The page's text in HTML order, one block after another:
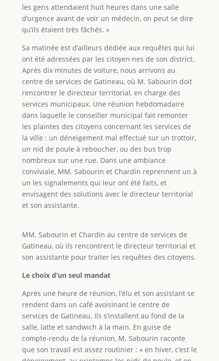
les gens attendaient huit heures dans une salle
d’urgence avant de voir un médecin, on peut se dire
qu’ils étaient très fâchés. »
Sa matinée est d’ailleurs dédiée aux requêtes qui lui
ont été adressées par les citoyen·nes de son district.
Après dix minutes de voiture, nous arrivons au
centre de services de Gatineau, où M. Sabourin doit
rencontrer le directeur territorial, en charge des
services municipaux. Une réunion hebdomadaire
dans laquelle le conseiller municipal fait remonter
les plaintes des citoyens concernant les services de
la ville : un déneigement mal effectué sur un trottoir,
un nid de poule à reboucher, ou des bus trop
nombreux sur une rue. Dans une ambiance
conviviale, MM. Sabourin et Chardin reprennent un à
un les signalements qui leur ont été faits, et
envisagent des solutions avec le directeur territorial
et son assistante.
MM. Sabourin et Chardin au centre de services de
Gatineau, où ils rencontrent le directeur territorial et
son assistante pour traiter les requêtes des citoyens.
Le choix d’un seul mandat
Après une heure de réunion, l’élu et son assistant se
rendent dans un café avoisinant le centre de
services de Gatineau. Ils s’installent au fond de la
salle, latte et sandwich à la main. En guise de
compte-rendu de la réunion, M. Sabourin raconte
que son travail est assez routinier : « en hiver, c’est le